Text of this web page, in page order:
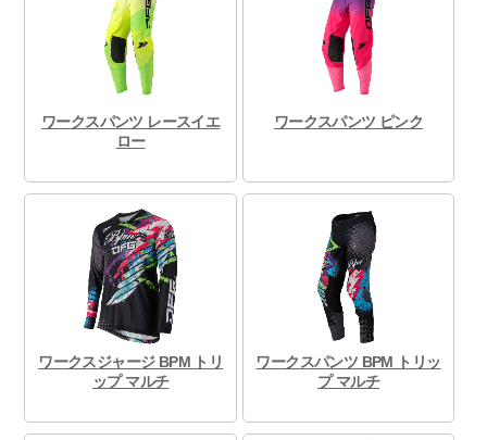
ワークスパンツ レースイエ
ロー
ワークスパンツ ピンク
ワークスジャージ BPM トリ
ップ マルチ
ワークスパンツ BPM トリッ
プ マルチ